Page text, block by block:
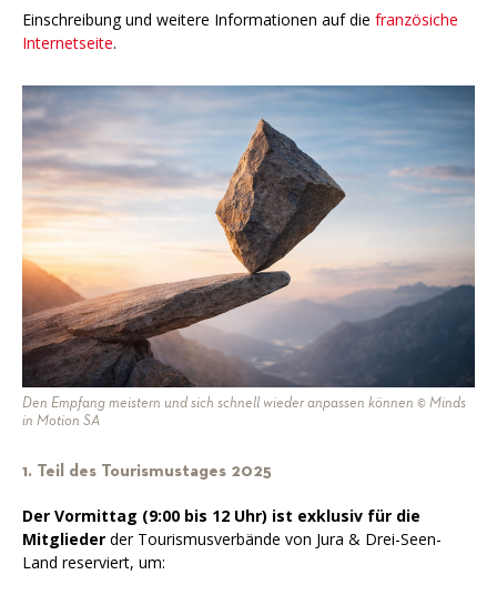
Einschreibung und weitere Informationen auf die französiche
Internetseite.
Den Empfang meistern und sich schnell wieder anpassen können © Minds
in Motion SA
1. Teil des Tourismustages 2025
Der Vormittag (9:00 bis 12 Uhr) ist exklusiv für die
Mitglieder der Tourismusverbände von Jura & Drei-Seen-
Land reserviert, um: